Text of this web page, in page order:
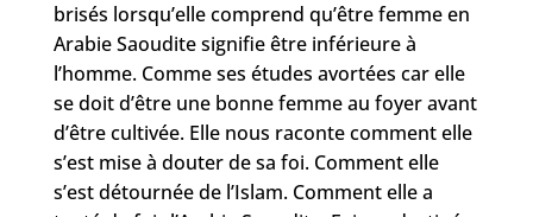
brisés lorsqu’elle comprend qu’être femme en
Arabie Saoudite signifie être inférieure à
l’homme. Comme ses études avortées car elle
se doit d’être une bonne femme au foyer avant
d’être cultivée. Elle nous raconte comment elle
s’est mise à douter de sa foi. Comment elle
s’est détournée de l’Islam. Comment elle a